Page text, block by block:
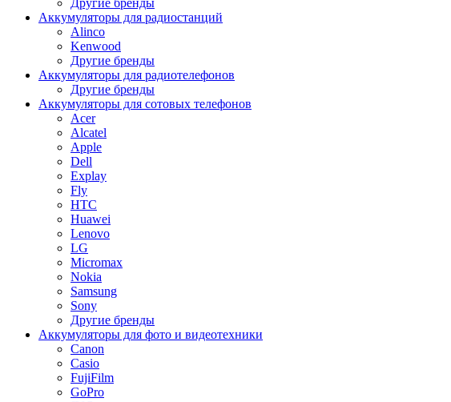
Аккумуляторы для радиостанций
Alinco
Kenwood
Другие бренды
Аккумуляторы для радиотелефонов
Другие бренды
Аккумуляторы для сотовых телефонов
Acer
Alcatel
Apple
Dell
Explay
Fly
HTC
Huawei
Lenovo
LG
Micromax
Nokia
Samsung
Sony
Другие бренды
Аккумуляторы для фото и видеотехники
Canon
Casio
FujiFilm
GoPro